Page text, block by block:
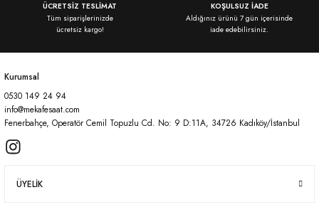
Bu ürüne benzer farklı alternatifler olmalı.
ÜCRETSİZ TESLİMAT
Tüm siparişlerinizde
ücretsiz kargo!
KOŞULSUZ İADE
Aldığınız ürünü 7 gün içerisinde
iade edebilirsiniz.
Kurumsal
0530 149 24 94
info@mekafesaat.com
Fenerbahçe, Operatör Cemil Topuzlu Cd. No: 9 D:11A, 34726 Kadıköy/İstanbul
ÜYELİK